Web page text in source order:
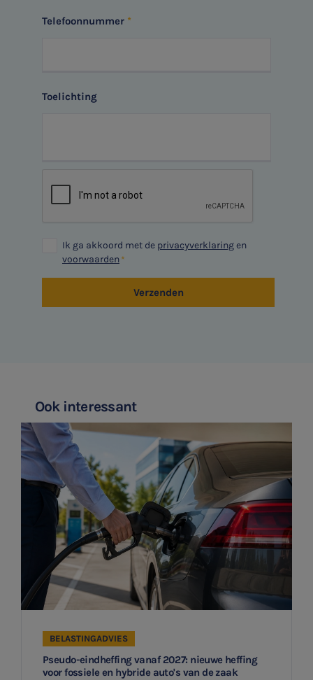
Agro
Telefoonnummer
Toelichting
Ik ga akkoord met de privacyverklaringen
voorwaarden
Verzenden
Ook interessant
Pseudo-eindheffing vanaf 2027: nieuwe heffing
voor fossiele en hybride auto's van de zaak
BELASTINGADVIES